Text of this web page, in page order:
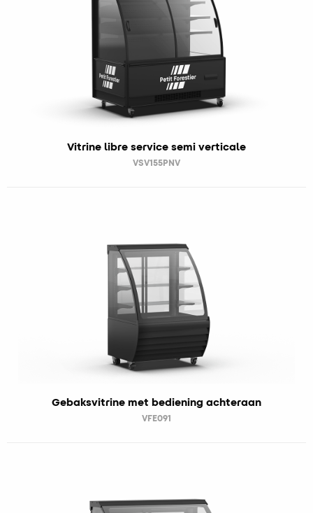
Vitrine libre service semi verticale
VSV155PNV
Gebaksvitrine met bediening achteraan
VFE091